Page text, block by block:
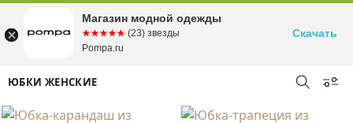
ЮБКИ ЖЕНСКИЕ
Магазин модной одежды
☆☆☆☆☆
★★★★★ (23) звезды
Pompa.ru
Скачать